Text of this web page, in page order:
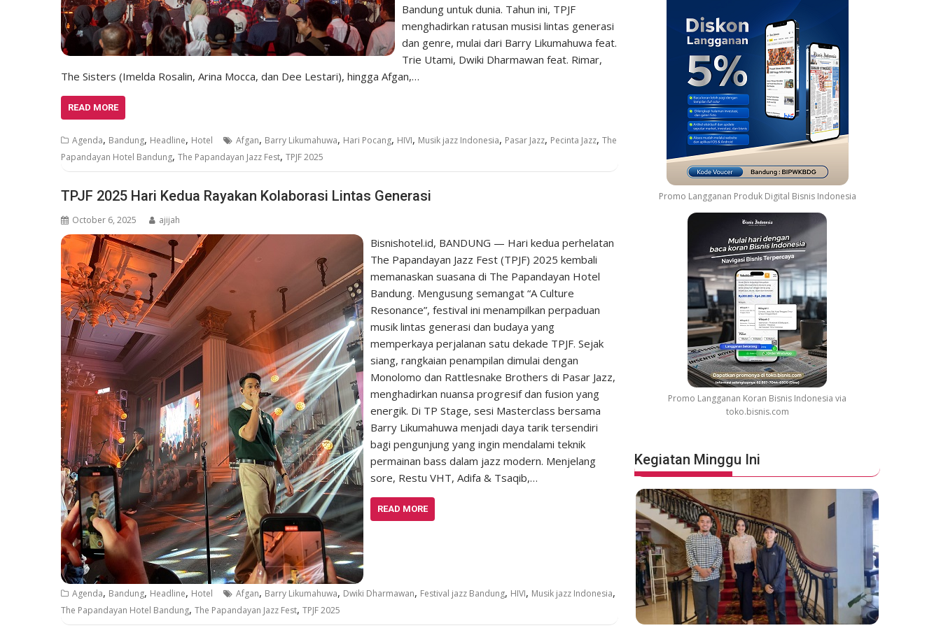
Bandung untuk dunia. Tahun ini, TPJF
menghadirkan ratusan musisi lintas generasi
dan genre, mulai dari Barry Likumahuwa feat.
Trie Utami, Dwiki Dharmawan feat. Rimar,
The Sisters (Imelda Rosalin, Arina Mocca, dan Dee Lestari), hingga Afgan,…
READ MORE
Agenda, Bandung, Headline, Hotel Afgan, Barry Likumahuwa, Hari Pocang, HIVI, Musik jazz Indonesia, Pasar Jazz, Pecinta Jazz, The
Papandayan Hotel Bandung, The Papandayan Jazz Fest, TPJF 2025
TPJF 2025 Hari Kedua Rayakan Kolaborasi Lintas Generasi
October 6, 2025 ajijah
Bisnishotel.id, BANDUNG — Hari kedua perhelatan
The Papandayan Jazz Fest (TPJF) 2025 kembali
memanaskan suasana di The Papandayan Hotel
Bandung. Mengusung semangat “A Culture
Resonance”, festival ini menampilkan perpaduan
musik lintas generasi dan budaya yang
memperkaya perjalanan satu dekade TPJF. Sejak
siang, rangkaian penampilan dimulai dengan
Monolomo dan Rattlesnake Brothers di Pasar Jazz,
menghadirkan nuansa progresif dan fusion yang
energik. Di TP Stage, sesi Masterclass bersama
Barry Likumahuwa menjadi daya tarik tersendiri
bagi pengunjung yang ingin mendalami teknik
permainan bass dalam jazz modern. Menjelang
sore, Restu VHT, Adifa & Tsaqib,…
READ MORE
Agenda, Bandung, Headline, Hotel Afgan, Barry Likumahuwa, Dwiki Dharmawan, Festival jazz Bandung, HIVI, Musik jazz Indonesia,
The Papandayan Hotel Bandung, The Papandayan Jazz Fest, TPJF 2025
Promo Langganan Produk Digital Bisnis Indonesia
Promo Langganan Koran Bisnis Indonesia via
toko.bisnis.com
Kegiatan Minggu Ini